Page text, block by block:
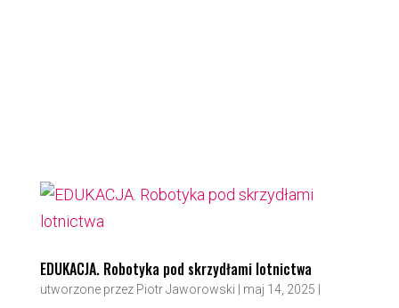
EDUKACJA. Robotyka pod skrzydłami lotnictwa
utworzone przez Piotr Jaworowski maj 14, 2025